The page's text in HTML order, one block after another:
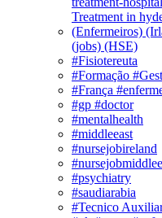
Treatment in
(Enfermeiros)
(jobs) (HSE)
#Fisiotereuta
#Formação
#França
#gp #doctor
#mentalhealth
#middleeast
#nursejobireland
#psychiatry
#saudiarabia
#Tecnico